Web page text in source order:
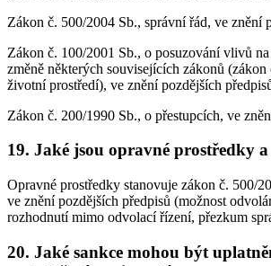
Zákon č. 500/2004 Sb., správní řád, ve znění
Zákon č. 100/2001 Sb., o posuzování vlivů
změně některých souvisejících zákonů
životní prostředí), ve znění pozdějších
Zákon č. 200/1990 Sb., o přestupcích, ve
19. Jaké jsou opravné prostředky
Opravné prostředky stanovuje zákon č. 500/
ve znění pozdějších předpisů (možnost
rozhodnutí mimo odvolací řízení, přezkum
20. Jaké sankce mohou být